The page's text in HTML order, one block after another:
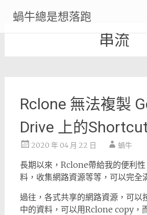
content
蝸牛總是想落跑
串流
Rclone 無法複製
Drive 上的
2020 年 04 月 22 日 蝸牛
長期以來，Rclone帶給我的便利
料，收集網路資源等等，可以完全
過往，各式共享的網路資源，可以
中的資料，可以用Rclone copy，